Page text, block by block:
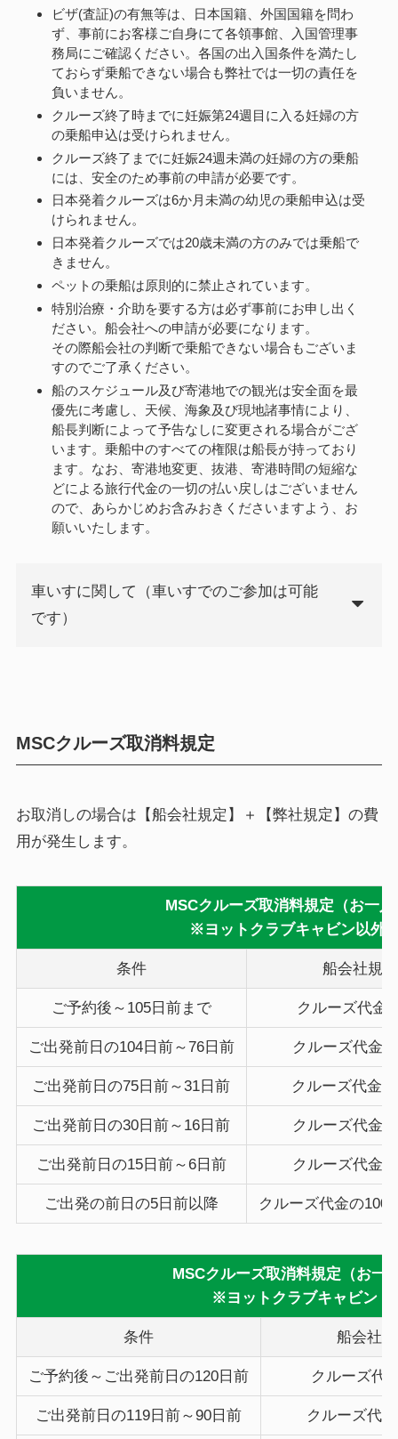
ビザ(査証)の有無等は、日本国籍、外国国籍を問わ
ず、事前にお客様ご自身にて各領事館、入国管理事
務局にご確認ください。各国の出入国条件を満たし
ておらず乗船できない場合も弊社では一切の責任を
負いません。
クルーズ終了時までに妊娠第24週目に入る妊婦の方
の乗船申込は受けられません。
クルーズ終了までに妊娠24週未満の妊婦の方の乗船
には、安全のため事前の申請が必要です。
日本発着クルーズは6か月未満の幼児の乗船申込は受
けられません。
日本発着クルーズでは20歳未満の方のみでは乗船で
きません。
ペットの乗船は原則的に禁止されています。
特別治療・介助を要する方は必ず事前にお申し出く
ださい。船会社への申請が必要になります。
その際船会社の判断で乗船できない場合もございま
すのでご了承ください。
船のスケジュール及び寄港地での観光は安全面を最
優先に考慮し、天候、海象及び現地諸事情により、
船長判断によって予告なしに変更される場合がござ
います。乗船中のすべての権限は船長が持っており
ます。なお、寄港地変更、抜港、寄港時間の短縮な
どによる旅行代金の一切の払い戻しはございません
ので、あらかじめお含みおきくださいますよう、お
願いいたします。
車いすに関して（車いすでのご参加は可能
です）
MSCクルーズ取消料規定
お取消しの場合は【船会社規定】＋【弊社規定】の費
用が発生します。
MSCクルーズ取消料規定（お一人
※ヨットクラブキャビン以外
条件 船会社規定
ご予約後～105日前まで クルーズ代金
ご出発前日の104日前～76日前 クルーズ代金の
ご出発前日の75日前～31日前 クルーズ代金の
ご出発前日の30日前～16日前 クルーズ代金の
ご出発前日の15日前～6日前 クルーズ代金の
ご出発の前日の5日前以降 クルーズ代金の
MSCクルーズ取消料規定（お一
※ヨットクラブキャビン
条件 船会社
ご予約後～ご出発前日の120日前 クルーズ代
ご出発前日の119日前～90日前 クルーズ代